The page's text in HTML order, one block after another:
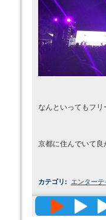
なんといってもフ
京都に住んでいて良
カテゴリ : エンターテ
高精